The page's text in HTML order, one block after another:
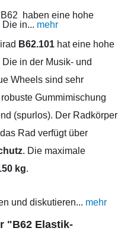
haben eine hohe
in... mehr
B62.101 hat eine hohe
in der Musik- und
Wheels sind sehr
Gummimischung
(spurlos). Der Radkörper
Rad verfügt über
. Die maximale
kg.
und diskutieren... mehr
"B62 Elastik-